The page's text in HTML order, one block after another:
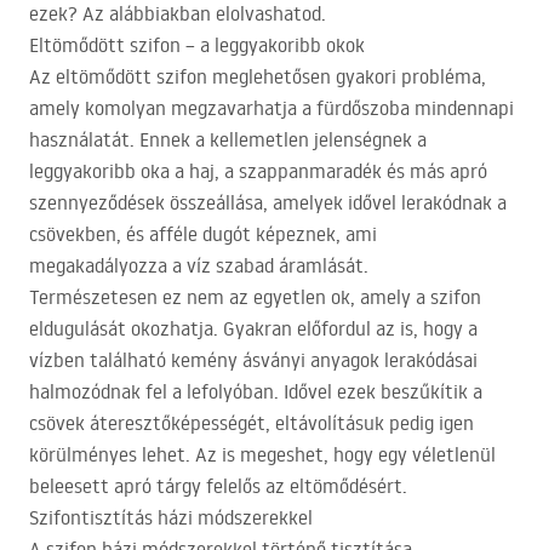
ezek? Az alábbiakban elolvashatod.
Eltömődött szifon – a leggyakoribb okok
Az eltömődött szifon meglehetősen gyakori probléma,
amely komolyan megzavarhatja a fürdőszoba mindennapi
használatát. Ennek a kellemetlen jelenségnek a
leggyakoribb oka a haj, a szappanmaradék és más apró
szennyeződések összeállása, amelyek idővel lerakódnak a
csövekben, és afféle dugót képeznek, ami
megakadályozza a víz szabad áramlását.
Természetesen ez nem az egyetlen ok, amely a szifon
eldugulását okozhatja. Gyakran előfordul az is, hogy a
vízben található kemény ásványi anyagok lerakódásai
halmozódnak fel a lefolyóban. Idővel ezek beszűkítik a
csövek áteresztőképességét, eltávolításuk pedig igen
körülményes lehet. Az is megeshet, hogy egy véletlenül
beleesett apró tárgy felelős az eltömődésért.
Szifontisztítás házi módszerekkel